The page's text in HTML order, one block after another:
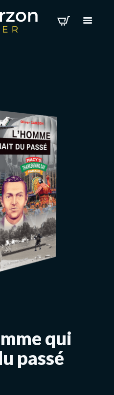
qui
passé